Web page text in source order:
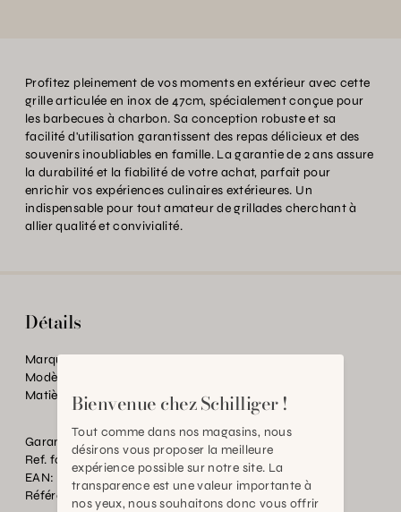
Profitez pleinement de vos moments en extérieur avec cette
grille articulée en inox de 47cm, spécialement conçue pour
les barbecues à charbon. Sa conception robuste et sa
facilité d'utilisation garantissent des repas délicieux et des
souvenirs inoubliables en famille. La garantie de 2 ans assure
la durabilité et la fiabilité de votre achat, parfait pour
enrichir vos expériences culinaires extérieures. Un
indispensable pour tout amateur de grillades cherchant à
allier qualité et convivialité.
Détails
Marque:
Weber
Modèle:
Matière:
Garantie:
Ref. fournisseur:
7434
EAN:
2000000142396
Référence:
TC.015143.0000.0000.0000
Bienvenue chez Schilliger !
Tout comme dans nos magasins, nous
désirons vous proposer la meilleure
expérience possible sur notre site. La
transparence est une valeur importante à
nos yeux, nous souhaitons donc vous offrir